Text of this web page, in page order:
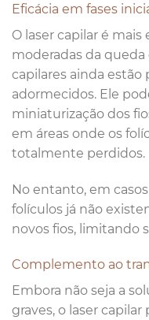
Eficácia em fases
O laser capilar é mais
moderadas da
capilares ainda
adormecidos. Ele
miniaturização dos
em áreas onde os
totalmente perdidos.
No entanto, em
folículos já não
novos fios, limitando
Complemento ao
Embora não seja a
graves, o laser